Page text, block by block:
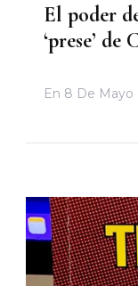
El poder
‘prese’
En 8 De Mayo